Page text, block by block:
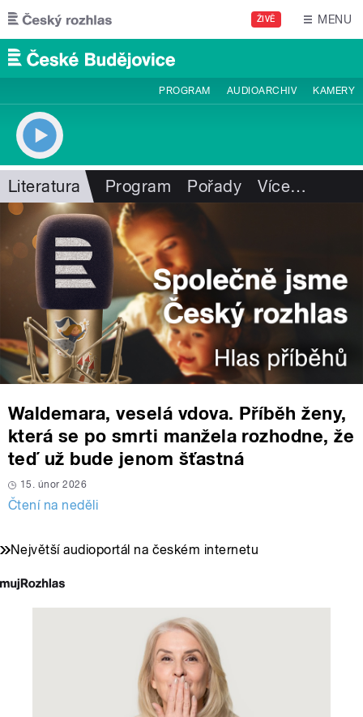
Přejít k hlavnímu obsahu
ŽIVĚ MENU
PROGRAM AUDIOARCHIV KAMERY
Literatura Program Pořady Více…
Waldemara, veselá vdova. Příběh ženy,
která se po smrti manžela rozhodne, že
teď už bude jenom šťastná
15. únor 2026
Čtení na neděli
Největší audioportál na českém internetu